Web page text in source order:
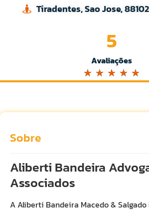
Tiradentes, Sao Jose,
Avaliações
5
☆ ☆ ☆ ☆ ☆
Sobre
Aliberti Bandeira
Associados
A Aliberti Bandeira Macedo &